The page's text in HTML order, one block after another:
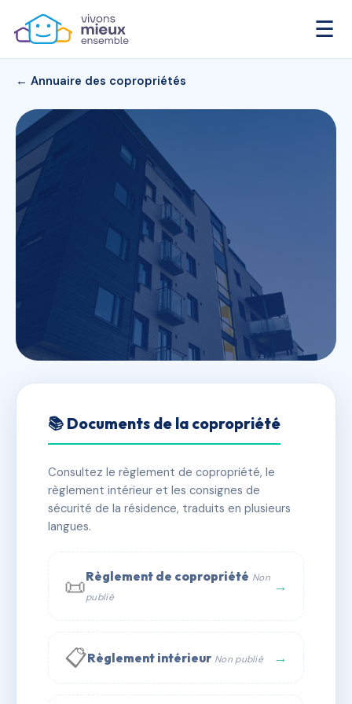
☰
← Annuaire des copropriétés
4 avenue Malausséna / 33 rue
Marceau
📍 4 av malaussena 06000 Nice
✓ Immatriculée 🏠 69 lots 🏗 1 bâtiment(s)
📞 Contacter Syndic Digital 💬 WhatsApp
✉ Email
📚 Documents de la copropriété
Consultez le règlement de copropriété, le
règlement intérieur et les consignes de
sécurité de la résidence, traduits en plusieurs
langues.
📜Règlement de copropriété Non
publié
→
📋Règlement intérieur Non publié →